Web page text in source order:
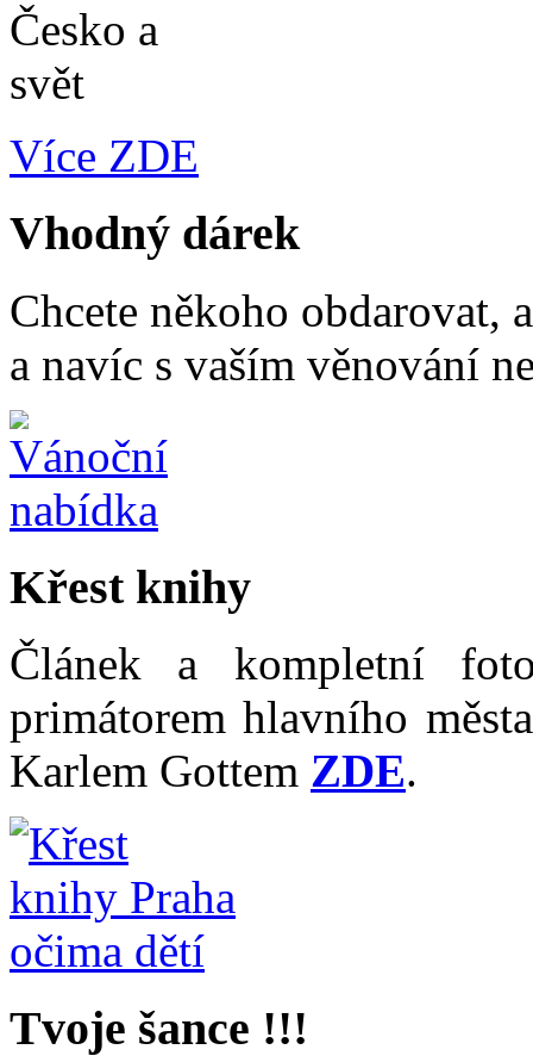
Více ZDE
Vhodný dárek
Chcete někoho obdarovat,
a navíc s vaším věnování
Křest knihy
Článek a kompletní
primátorem hlavního
Karlem Gottem ZDE.
Tvoje šance !!!